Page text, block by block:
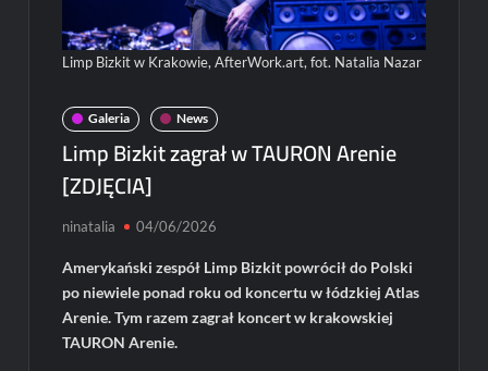
Limp Bizkit w Krakowie, AfterWork.art, fot. Natalia Nazar
Galeria News
Limp Bizkit zagrał w TAURON Arenie
[ZDJĘCIA]
ninatalia 04/06/2026
Amerykański zespół Limp Bizkit powrócił do Polski
po niewiele ponad roku od koncertu w łódzkiej Atlas
Arenie. Tym razem zagrał koncert w krakowskiej
TAURON Arenie.